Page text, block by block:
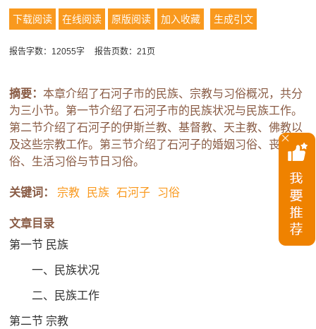
下载阅读 在线阅读 原版阅读 加入收藏 生成引文
报告字数：12055字 报告页数：21页
摘要：本章介绍了石河子市的民族、宗教与习俗概况，共分
为三小节。第一节介绍了石河子市的民族状况与民族工作。
第二节介绍了石河子的伊斯兰教、基督教、天主教、佛教以
及这些宗教工作。第三节介绍了石河子的婚姻习俗、丧葬习
俗、生活习俗与节日习俗。
关键词： 宗教 民族 石河子 习俗
文章目录
第一节 民族
一、民族状况
二、民族工作
第二节 宗教